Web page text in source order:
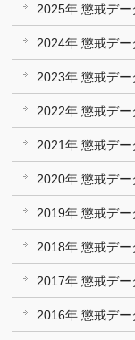
2025年 懲戒デー
2024年 懲戒デー
2023年 懲戒デー
2022年 懲戒デー
2021年 懲戒デー
2020年 懲戒デー
2019年 懲戒デー
2018年 懲戒デー
2017年 懲戒デー
2016年 懲戒デー